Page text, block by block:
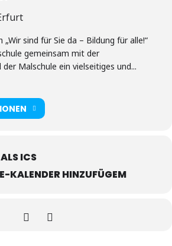
sind für Sie da – Bildung für alle!“
gemeinsam mit der
Malschule ein vielseitiges und...
ICS
KALENDER HINZUFÜGEM